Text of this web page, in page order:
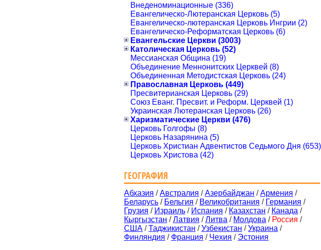
Внеденоминационные (336)
Евангелическо-Лютеранская Церковь (5)
Евангелическо-лютеранская Церковь Ингрии (2)
Евангелическо-Реформатская Церковь (6)
Евангельские Церкви (3003)
Католическая Церковь (52)
Мессианская Община (19)
Объединение Меннонитских Церквей (8)
Объединенная Методистская Церковь (24)
Православная Церковь (449)
Пресвитерианская Церковь (29)
Союз Еванг. Пресвит. и Реформ. Церквей (1)
Украинская Лютеранская Церковь (26)
Харизматические Церкви (476)
Церковь Голгофы (8)
Церковь Назарянина (5)
Церковь Христиан Адвентистов Седьмого Дня (653)
Церковь Христова (42)
ГЕОГРАФИЯ
Абхазия /Австралия /Азербайджан /Армения /
Беларусь / Бельгия / Великобритания / Германия /
Грузия / Израиль / Испания / Казахстан / Канада /
Кыргызстан /Латвия /Литва / Молдова / Россия /
США /Таджикистан /Узбекистан /Украина /
Финляндия / Франция / Чехия / Эстония